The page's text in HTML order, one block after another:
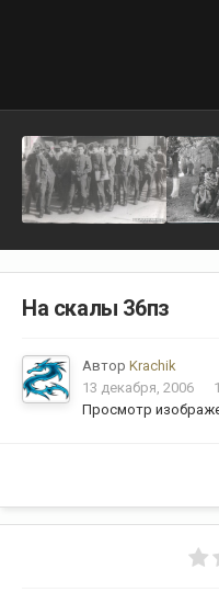
На скалы 36пз
Автор Krachik
13 декабря, 2006
Просмотр